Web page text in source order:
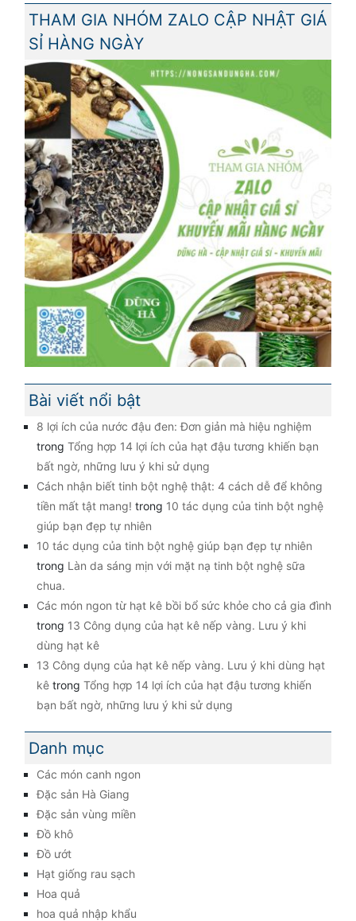
THAM GIA NHÓM ZALO CẬP NHẬT GIÁ
SỈ HÀNG NGÀY
Bài viết nổi bật
8 lợi ích của nước đậu đen: Đơn giản mà hiệu nghiệm
trong Tổng hợp 14 lợi ích của hạt đậu tương khiến bạn
bất ngờ, những lưu ý khi sử dụng
Cách nhận biết tinh bột nghệ thật: 4 cách dễ để không
tiền mất tật mang! trong 10 tác dụng của tinh bột nghệ
giúp bạn đẹp tự nhiên
10 tác dụng của tinh bột nghệ giúp bạn đẹp tự nhiên
trong Làn da sáng mịn với mặt nạ tinh bột nghệ sữa
chua.
Các món ngon từ hạt kê bồi bổ sức khỏe cho cả gia đình
trong 13 Công dụng của hạt kê nếp vàng. Lưu ý khi
dùng hạt kê
13 Công dụng của hạt kê nếp vàng. Lưu ý khi dùng hạt
kê trong Tổng hợp 14 lợi ích của hạt đậu tương khiến
bạn bất ngờ, những lưu ý khi sử dụng
Danh mục
Các món canh ngon
Đặc sản Hà Giang
Đặc sản vùng miền
Đồ khô
Đồ ướt
Hạt giống rau sạch
Hoa quả
hoa quả nhập khẩu